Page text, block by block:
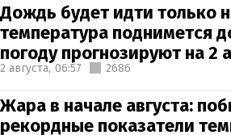
Дождь будет идти только
температура поднимется
погоду прогнозируют на 2
2 августа, 06:57 2686
Жара в начале августа:
рекордные показатели